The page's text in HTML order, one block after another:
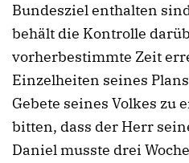
Bundesziel enthalten
behält die Kontrolle
vorherbestimmte Zeit
Einzelheiten seines
Gebete seines Volkes zu
bitten, dass der Herr
Daniel musste drei